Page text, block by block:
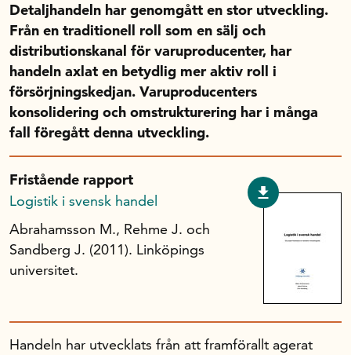
Forskningsprojekt
Postdoc-stöd
Handelns studentuppsatspris
Infrastrukturellt stöd
Planeringsanslag
Unga forskare
Forskningssatsningar
Kompetens och omställning
Handelns ekonomiska råd
Kalender
Detaljhandeln har genomgått en stor utveckling.
Från en traditionell roll som en sälj och
distributionskanal för varuproducenter, har
handeln axlat en betydlig mer aktiv roll i
försörjningskedjan. Varuproducenters
konsolidering och omstrukturering har i många
fall föregått denna utveckling.
Fristående rapport
Logistik i svensk handel
Abrahamsson M., Rehme J. och
Sandberg J. (2011). Linköpings
universitet.
Handeln har utvecklats från att framförallt agerat